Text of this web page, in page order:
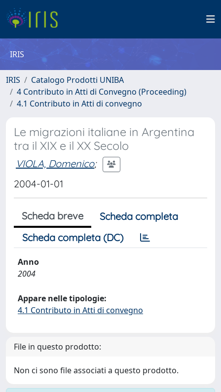
IRIS
IRIS
Catalogo Prodotti UNIBA
4 Contributo in Atti di Convegno (Proceeding)
4.1 Contributo in Atti di convegno
Le migrazioni italiane in Argentina
tra il XIX e il XX Secolo
VIOLA, Domenico;
2004-01-01
Scheda breve
Scheda completa
Scheda completa (DC)
Anno
2004
Appare nelle tipologie:
4.1 Contributo in Atti di convegno
File in questo prodotto:
Non ci sono file associati a questo prodotto.